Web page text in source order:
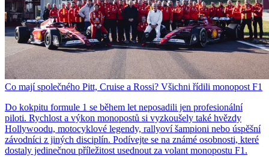
Co mají společného Pitt, Cruise a Rossi? Všichni řídili monopost F1
Do kokpitu formule 1 se během let neposadili jen profesionální
piloti. Rychlost a výkon monopostů si vyzkoušely také hvězdy
Hollywoodu, motocyklové legendy, rallyoví šampioni nebo úspěšní
závodníci z jiných disciplín. Podívejte se na známé osobnosti, které
dostaly jedinečnou příležitost usednout za volant monopostu F1.